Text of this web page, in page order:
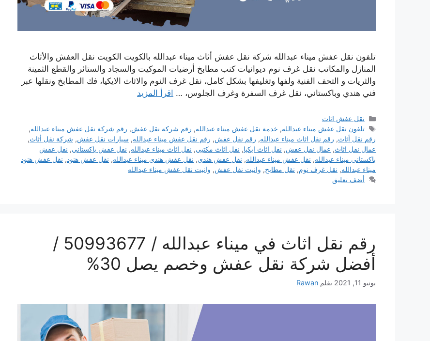
تلفون نقل عفش ميناء عبدالله شركة نقل عفش أثاث ميناء عبدالله بالكويت الكويت نقل العفش والأثاث
المنازل والمكاتب نقل غرف نوم ديوانيات كنب مطابخ أرضيات الموكيت والسجاد والستائر والقطع الثمينة
والثريات و التحف الفنية ولفها وتغليفها بشكل كامل، نقل غرف النوم والاثاث الايكيا، فك المطابخ ونقلها عبر
فني هندي وباكستاني، نقل غرف السفرة وغرف الجلوس، … اقرأ المزيد
التصنيفات
نقل عفش اثاث
الوسوم
تلفون نقل عفش ميناء عبدالله, خدمة نقل عفش ميناء عبدالله, رقم شركة نقل عفش, رقم شركة نقل عفش ميناء عبدالله,
رقم نقل أثاث, رقم نقل اثاث ميناء عبدالله, رقم نقل عفش, رقم نقل عفش ميناء عبدالله, سيارات نقل عفش, شركة نقل أثاث,
عمال نقل اثاث, عمال نقل عفش, نقل اثاث ايكيا, نقل اثاث مكتبي, نقل اثاث ميناء عبدالله, نقل عفش باكستاني, نقل عفش
باكستاني ميناء عبدالله, نقل عفش ميناء عبدالله, نقل عفش هندي, نقل عفش هندي ميناء عبدالله, نقل عفش هنود, نقل عفش هنود
ميناء عبدالله, نقل غرف نوم, نقل مطابخ, وانيت نقل عفش, وانيت نقل عفش ميناء عبدالله
أضف تعليق
رقم نقل اثاث في ميناء عبدالله / 50993677 /
أفضل شركة نقل عفش وخصم يصل 30%
يونيو 11, 2021 بقلم Rawan